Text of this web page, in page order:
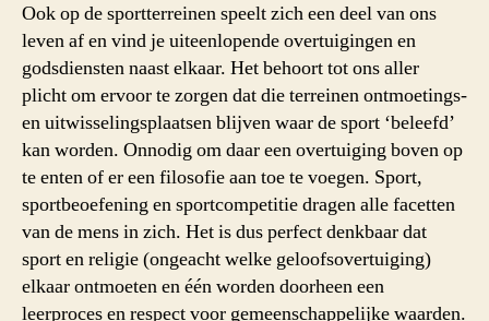
Ook op de sportterreinen speelt zich een deel van ons
leven af en vind je uiteenlopende overtuigingen en
godsdiensten naast elkaar. Het behoort tot ons aller
plicht om ervoor te zorgen dat die terreinen ontmoetings-
en uitwisselingsplaatsen blijven waar de sport ‘beleefd’
kan worden. Onnodig om daar een overtuiging boven op
te enten of er een filosofie aan toe te voegen. Sport,
sportbeoefening en sportcompetitie dragen alle facetten
van de mens in zich. Het is dus perfect denkbaar dat
sport en religie (ongeacht welke geloofsovertuiging)
elkaar ontmoeten en één worden doorheen een
leerproces en respect voor gemeenschappelijke waarden.